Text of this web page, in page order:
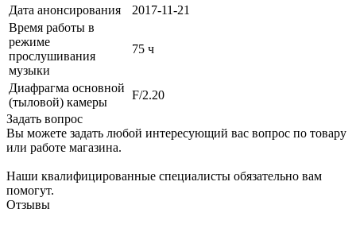
Дата анонсирования
2017-11-21
Время работы в
режиме
прослушивания
музыки
75 ч
Диафрагма основной
(тыловой) камеры
F/2.20
Задать вопрос
Вы можете задать любой интересующий вас вопрос по товару
или работе магазина.
Наши квалифицированные специалисты обязательно вам
помогут.
Отзывы